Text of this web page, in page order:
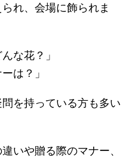
れ、会場に飾られま
な花？」
は？」
を持っている方も多い
いや贈る際のマナー、